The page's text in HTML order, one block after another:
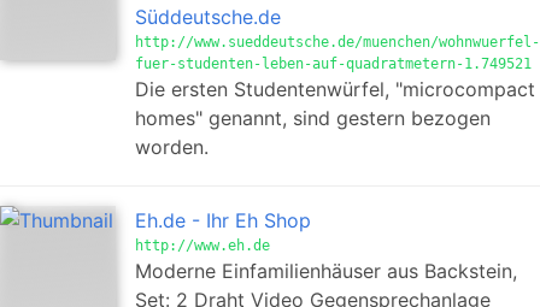
Süddeutsche.de
http://www.sueddeutsche.de/muenchen/wohnwuerfel-
fuer-studenten-leben-auf-quadratmetern-1.749521
Die ersten Studentenwürfel, "microcompact
homes" genannt, sind gestern bezogen
worden.
Eh.de - Ihr Eh Shop
http://www.eh.de
Moderne Einfamilienhäuser aus Backstein,
Set: 2 Draht Video Gegensprechanlage